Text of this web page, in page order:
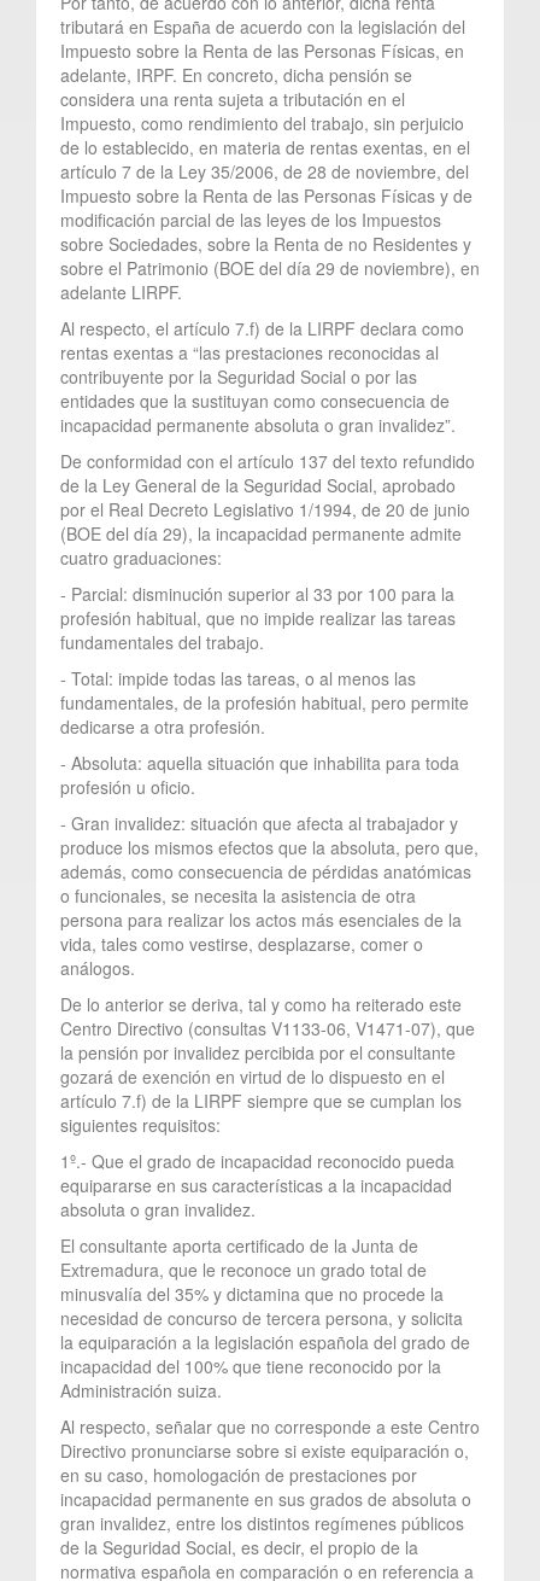
tributará en España de acuerdo con la legislación del
Impuesto sobre la Renta de las Personas Físicas, en
adelante, IRPF. En concreto, dicha pensión se
considera una renta sujeta a tributación en el
Impuesto, como rendimiento del trabajo, sin perjuicio
de lo establecido, en materia de rentas exentas, en el
artículo 7 de la Ley 35/2006, de 28 de noviembre, del
Impuesto sobre la Renta de las Personas Físicas y de
modificación parcial de las leyes de los Impuestos
sobre Sociedades, sobre la Renta de no Residentes y
sobre el Patrimonio (BOE del día 29 de noviembre), en
adelante LIRPF.
Al respecto, el artículo 7.f) de la LIRPF declara como
rentas exentas a “las prestaciones reconocidas al
contribuyente por la Seguridad Social o por las
entidades que la sustituyan como consecuencia de
incapacidad permanente absoluta o gran invalidez”.
De conformidad con el artículo 137 del texto refundido
de la Ley General de la Seguridad Social, aprobado
por el Real Decreto Legislativo 1/1994, de 20 de junio
(BOE del día 29), la incapacidad permanente admite
cuatro graduaciones:
- Parcial: disminución superior al 33 por 100 para la
profesión habitual, que no impide realizar las tareas
fundamentales del trabajo.
- Total: impide todas las tareas, o al menos las
fundamentales, de la profesión habitual, pero permite
dedicarse a otra profesión.
- Absoluta: aquella situación que inhabilita para toda
profesión u oficio.
- Gran invalidez: situación que afecta al trabajador y
produce los mismos efectos que la absoluta, pero que,
además, como consecuencia de pérdidas anatómicas
o funcionales, se necesita la asistencia de otra
persona para realizar los actos más esenciales de la
vida, tales como vestirse, desplazarse, comer o
análogos.
De lo anterior se deriva, tal y como ha reiterado este
Centro Directivo (consultas V1133-06, V1471-07), que
la pensión por invalidez percibida por el consultante
gozará de exención en virtud de lo dispuesto en el
artículo 7.f) de la LIRPF siempre que se cumplan los
siguientes requisitos:
1º.- Que el grado de incapacidad reconocido pueda
equipararse en sus características a la incapacidad
absoluta o gran invalidez.
El consultante aporta certificado de la Junta de
Extremadura, que le reconoce un grado total de
minusvalía del 35% y dictamina que no procede la
necesidad de concurso de tercera persona, y solicita
la equiparación a la legislación española del grado de
incapacidad del 100% que tiene reconocido por la
Administración suiza.
Al respecto, señalar que no corresponde a este Centro
Directivo pronunciarse sobre si existe equiparación o,
en su caso, homologación de prestaciones por
incapacidad permanente en sus grados de absoluta o
gran invalidez, entre los distintos regímenes públicos
de la Seguridad Social, es decir, el propio de la
normativa española en comparación o en referencia a